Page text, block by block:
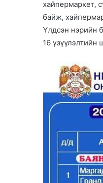
хайпермаркет,
байж,
Үлдсэн нэрийн
16 үзүүлэлтийн